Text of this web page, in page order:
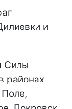
и
Силы
районах
Поле,